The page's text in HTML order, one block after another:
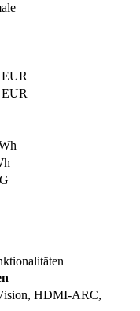
HDMI-ARC,